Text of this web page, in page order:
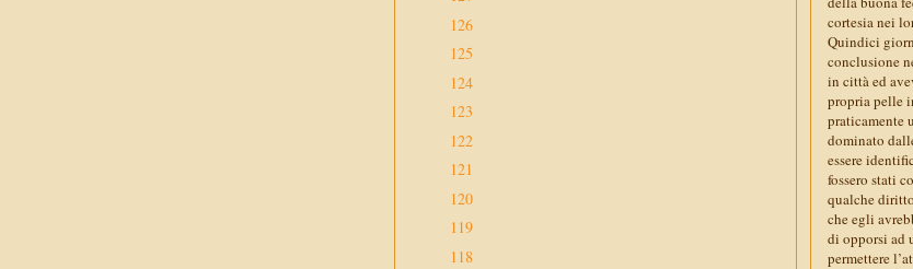
cortesia nei
Quindici
conclusione
in città ed
propria pelle
praticamente
dominato
essere
fossero stati
qualche
che egli
di opporsi ad
permettere
126
125
124
123
122
121
120
119
118